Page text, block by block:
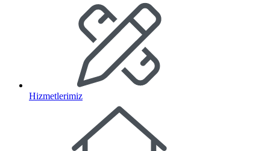
Hizmetlerimiz